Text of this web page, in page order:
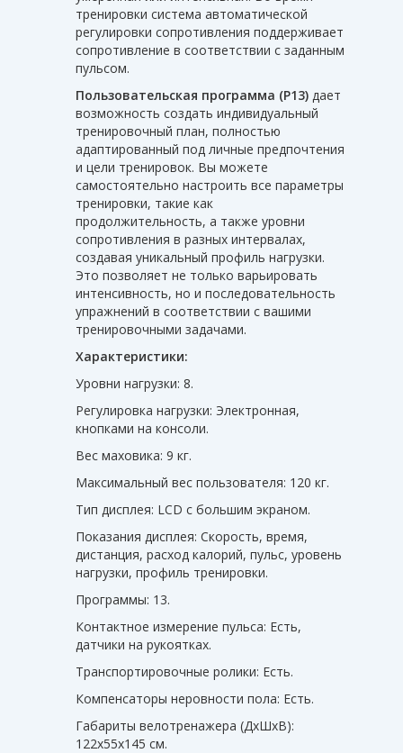
тренировки система автоматической
регулировки сопротивления поддерживает
сопротивление в соответствии с заданным
пульсом.
Пользовательская программа (P13) дает
возможность создать индивидуальный
тренировочный план, полностью
адаптированный под личные предпочтения
и цели тренировок. Вы можете
самостоятельно настроить все параметры
тренировки, такие как
продолжительность, а также уровни
сопротивления в разных интервалах,
создавая уникальный профиль нагрузки.
Это позволяет не только варьировать
интенсивность, но и последовательность
упражнений в соответствии с вашими
тренировочными задачами.
Характеристики:
Уровни нагрузки: 8.
Регулировка нагрузки: Электронная,
кнопками на консоли.
Вес маховика: 9 кг.
Максимальный вес пользователя: 120 кг.
Тип дисплея: LCD с большим экраном.
Показания дисплея: Cкорость, время,
дистанция, расход калорий, пульс, уровень
нагрузки, профиль тренировки.
Программы: 13.
Контактное измерение пульса: Есть,
датчики на рукоятках.
Транспортировочные ролики: Есть.
Компенсаторы неровности пола: Есть.
Габариты велотренажера (ДхШхВ):
122x55x145 см.